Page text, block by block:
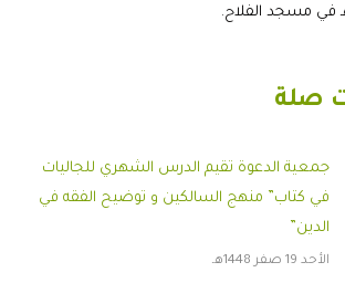
صلة
جمعية الدعوة تقيم الدرس الشهري للجاليات
في كتاب” منهج السالكين و توضيح الفقه في
الدين”
الأحد 19 صفر 1448هـ